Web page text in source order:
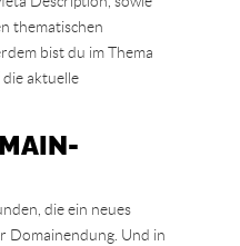
thematischen
bist du im Thema
aktuelle
die ein neues
Domainendung. Und in